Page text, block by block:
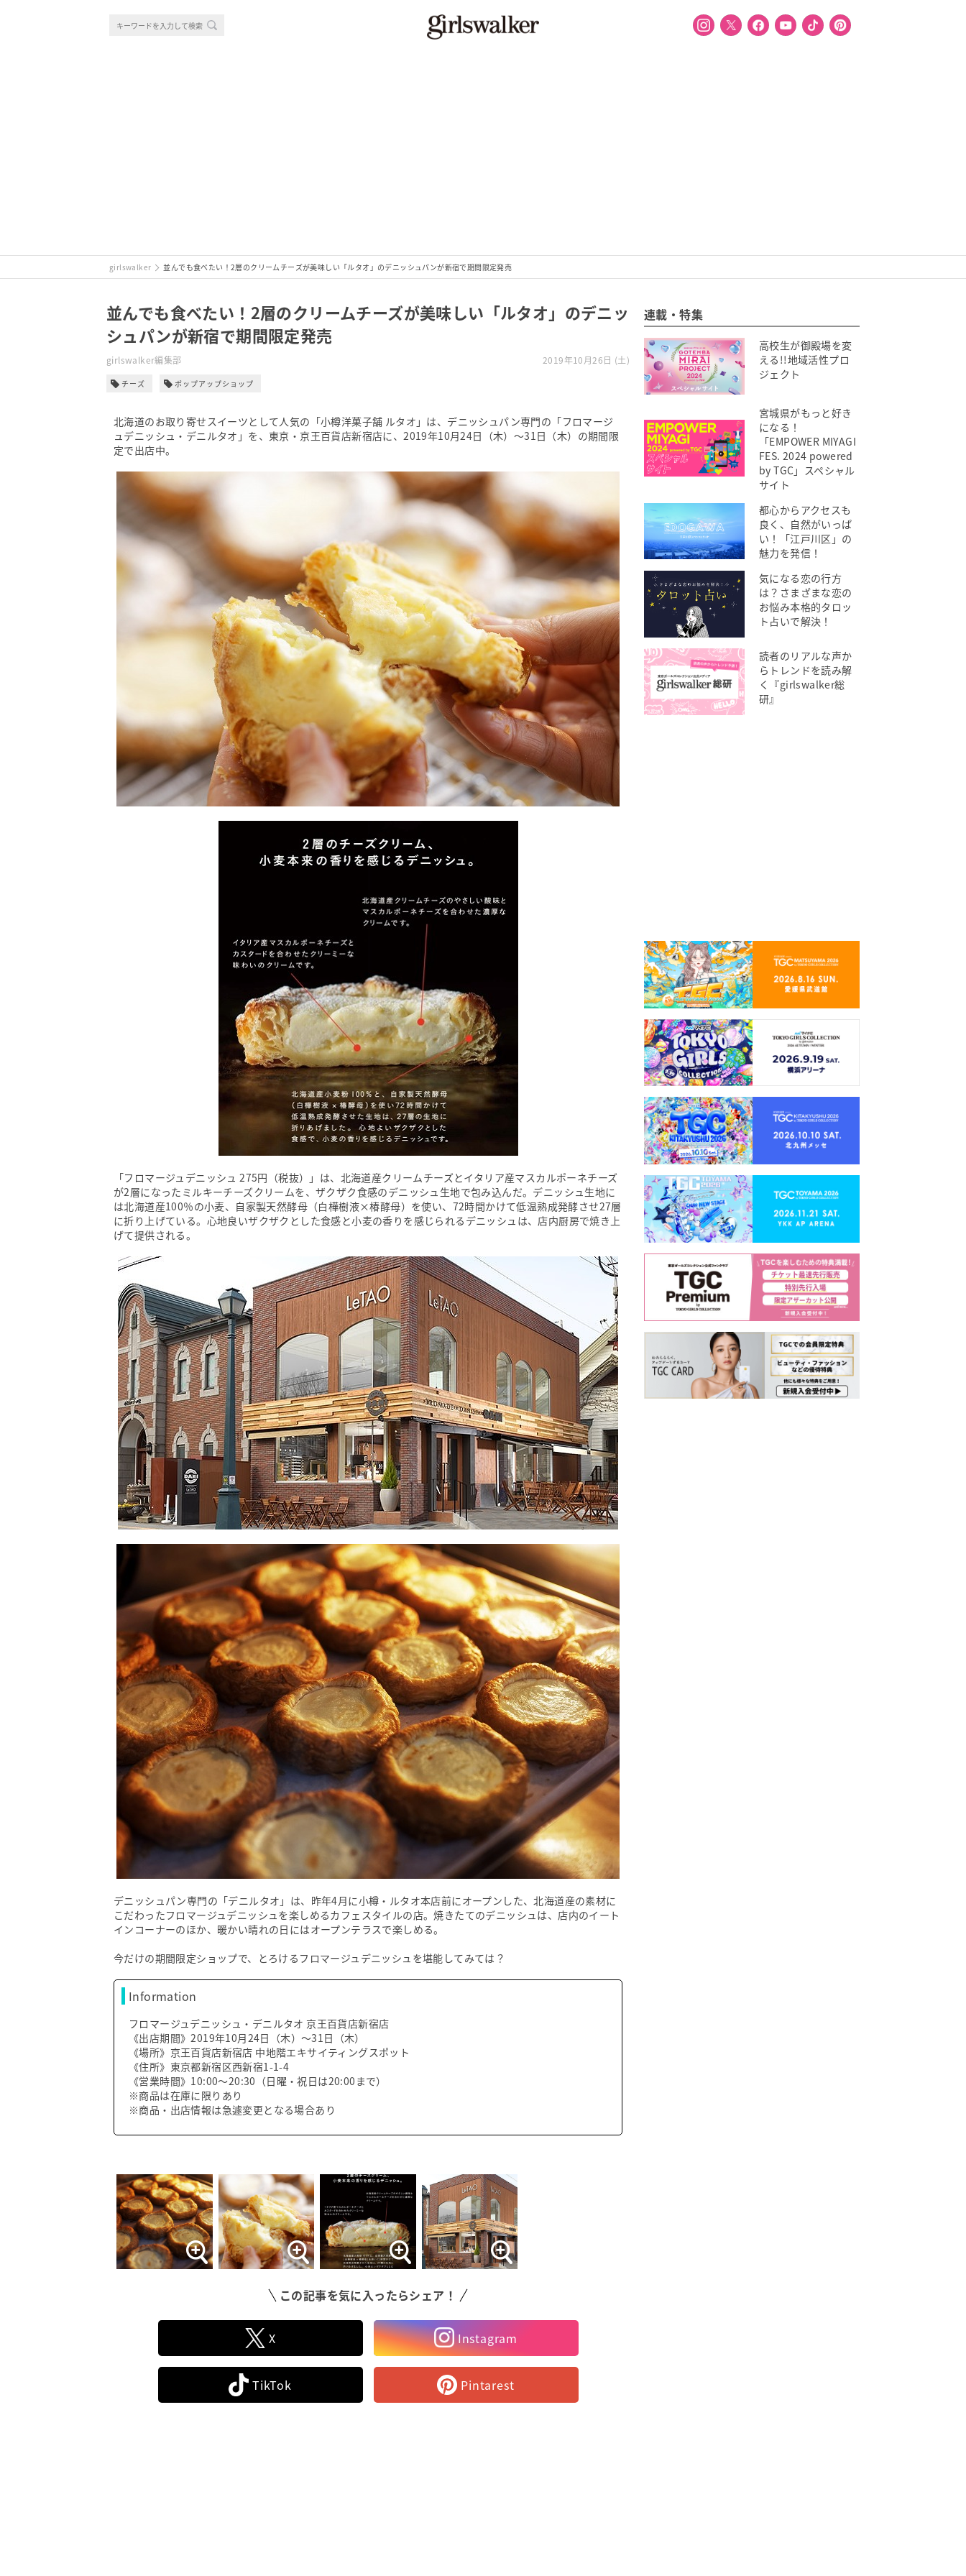
girlswalker 並んでも食べたい！2層のクリームチーズが美味しい「ルタオ」のデニッシュパンが新宿で期間限定発売
並んでも食べたい！2層のクリームチーズが美味しい「ルタオ」のデニッ
シュパンが新宿で期間限定発売
girlswalker編集部 2019年10月26日 (土)
チーズ ポップアップショップ
北海道のお取り寄せスイーツとして人気の「小樽洋菓子舗 ルタオ」は、デニッシュパン専門の「フロマージ
ュデニッシュ・デニルタオ」を、東京・京王百貨店新宿店に、2019年10月24日（木）～31日（木）の期間限
定で出店中。
「フロマージュデニッシュ 275円（税抜）」は、北海道産クリームチーズとイタリア産マスカルポーネチーズ
が2層になったミルキーチーズクリームを、ザクザク食感のデニッシュ生地で包み込んだ。デニッシュ生地に
は北海道産100％の小麦、自家製天然酵母（白樺樹液×椿酵母）を使い、72時間かけて低温熟成発酵させ27層
に折り上げている。心地良いザクザクとした食感と小麦の香りを感じられるデニッシュは、店内厨房で焼き上
げて提供される。
デニッシュパン専門の「デニルタオ」は、昨年4月に小樽・ルタオ本店前にオープンした、北海道産の素材に
こだわったフロマージュデニッシュを楽しめるカフェスタイルの店。焼きたてのデニッシュは、店内のイート
インコーナーのほか、暖かい晴れの日にはオープンテラスで楽しめる。
今だけの期間限定ショップで、とろけるフロマージュデニッシュを堪能してみては？
Information
フロマージュデニッシュ・デニルタオ 京王百貨店新宿店
《出店期間》2019年10月24日（木）～31日（木）
《場所》京王百貨店新宿店 中地階エキサイティングスポット
《住所》東京都新宿区西新宿1-1-4
《営業時間》10:00～20:30（日曜・祝日は20:00まで）
※商品は在庫に限りあり
※商品・出店情報は急遽変更となる場合あり
この記事を気に入ったらシェア！
X Instagram
TikTok Pintarest
連載・特集
高校生が御殿場を変
える!!地域活性プロ
ジェクト
宮城県がもっと好き
になる！
「EMPOWER MIYAGI
FES. 2024 powered
by TGC」スペシャル
サイト
都心からアクセスも
良く、自然がいっぱ
い！「江戸川区」の
魅力を発信！
気になる恋の行方
は？さまざまな恋の
お悩み本格的タロッ
ト占いで解決！
読者のリアルな声か
らトレンドを読み解
く『girlswalker総
研』